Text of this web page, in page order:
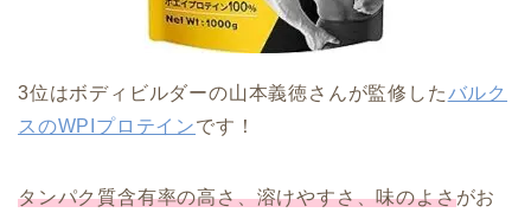
3位はボディビルダーの山本義徳さんが監修したバルク
スのWPIプロテインです！
タンパク質含有率の高さ、溶けやすさ、味のよさがお